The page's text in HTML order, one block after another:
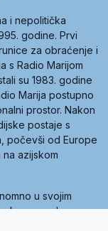
i nepolitička
godine. Prvi
za obraćenje i
s Radio Marijom
su 1983. godine
Marija postupno
prostor. Nakon
postaje s
počevši od Europe
azijskom
u svojim
krovne udruge
Family of